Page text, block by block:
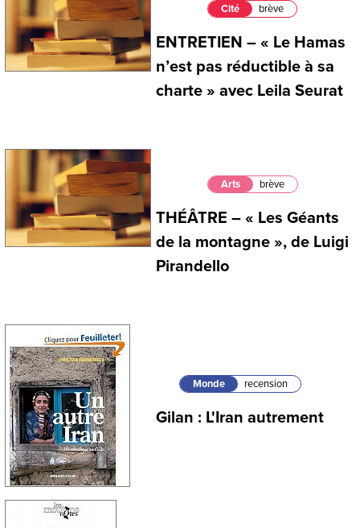
Cité brève
ENTRETIEN – « Le Hamas
n’est pas réductible à sa
charte » avec Leila Seurat
Arts brève
THÉÂTRE – « Les Géants
de la montagne », de Luigi
Pirandello
Monde recension
Gilan : L'Iran autrement